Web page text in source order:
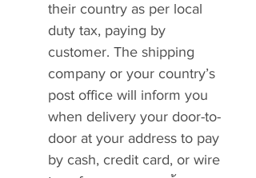
their country as per local
duty tax, paying by
customer. The shipping
company or your country’s
post office will inform you
when delivery your door-to-
door at your address to pay
by cash, credit card, or wire